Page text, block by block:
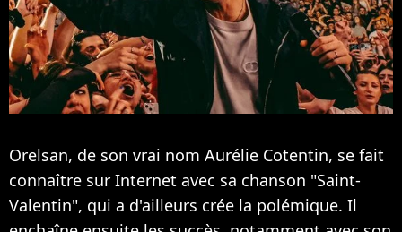
Orelsan, de son vrai nom Aurélie Cotentin, se fait
connaître sur Internet avec sa chanson "Saint-
Valentin", qui a d'ailleurs crée la polémique. Il